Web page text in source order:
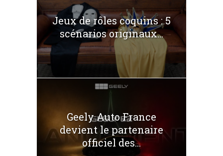
Jeux de rôles coquins : 5
scénarios originaux...
Geely Auto France
devient le partenaire
officiel des...